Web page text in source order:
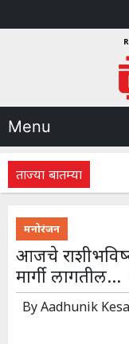
Menu
ताज्या बातम्या
मनोरंजन
आजचे
मार्गी
ByAadhunik